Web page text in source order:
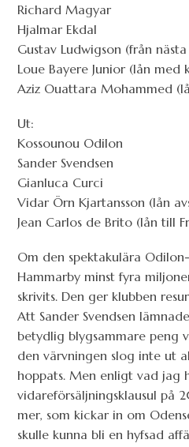
Richard Magyar
Hjalmar Ekdal
Gustav Ludwigson (från
Loue Bayere Junior (lån med
Aziz Ouattara Mohammed
Ut:
Kossounou Odilon
Sander Svendsen
Gianluca Curci
Vidar Örn Kjartansson (lån
Jean Carlos de Brito (lån till
Om den spektakulära
Hammarby minst fyra
skrivits. Den ger klubben
Att Sander Svendsen
betydlig blygsammare peng
den värvningen slog inte ut
hoppats. Men enligt vad jag
vidareförsäljningsklausul på
mer, som kickar in om
skulle kunna bli en hyfsad